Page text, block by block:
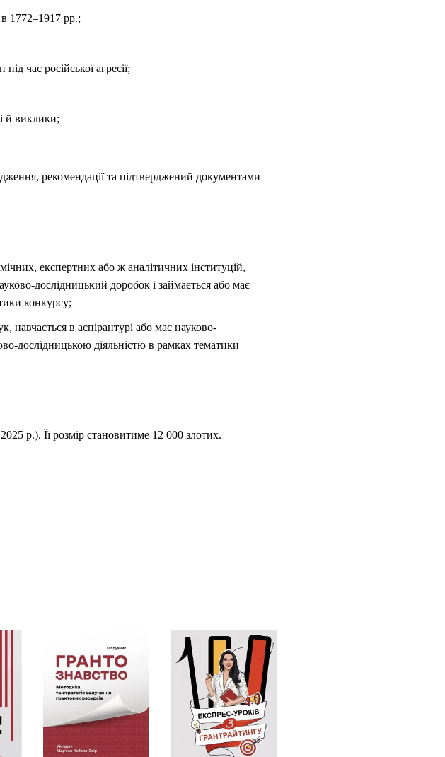
в 1772–1917 рр.;
час російської агресії;
й виклики;
рекомендації та підтверджений документами
експертних або ж аналітичних інституцій,
дослідницький доробок і займається або має
конкурсу;
навчається в аспірантурі або має науково-
дослідницькою діяльністю в рамках тематики
р.). Її розмір становитиме 12 000 злотих.